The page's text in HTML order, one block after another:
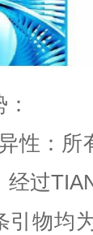
性：所
经过
引物均